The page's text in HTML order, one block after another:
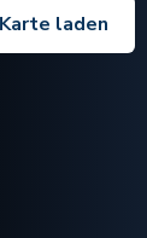
Karte laden